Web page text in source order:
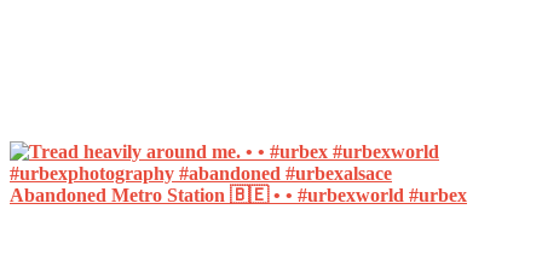
Abandoned Metro Station 🇧🇪 • • #urbexworld #urbex